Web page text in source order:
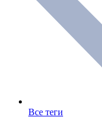
Все теги